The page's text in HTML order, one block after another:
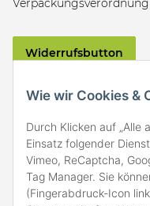
Wie wir Cookies &
Durch Klicken auf „Alle
Einsatz folgender
Vimeo, ReCaptcha,
Tag Manager. Sie
(Fingerabdruck-Icon
Verpackungsverordnung
Widerrufsbutton